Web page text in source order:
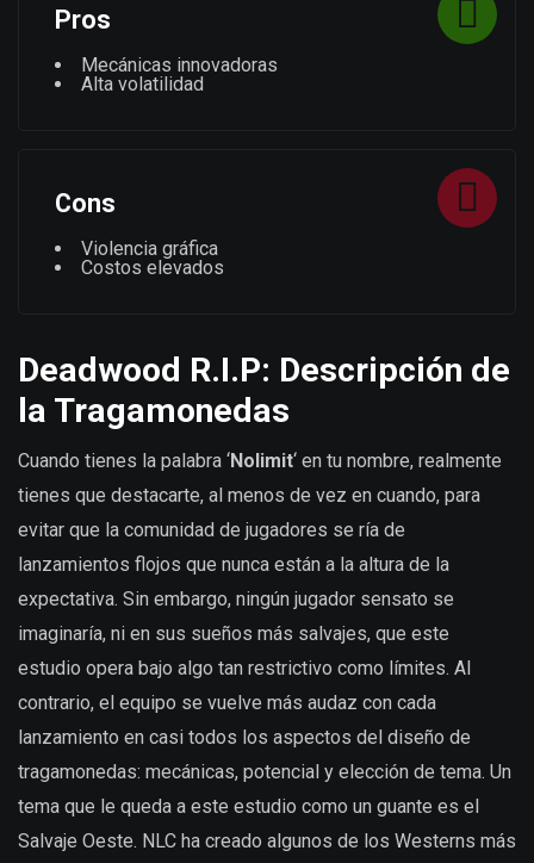
Pros
Mecánicas innovadoras
Alta volatilidad
Cons
Violencia gráfica
Costos elevados
Deadwood R.I.P: Descripción de
la Tragamonedas
Cuando tienes la palabra ‘Nolimit‘ en tu nombre, realmente
tienes que destacarte, al menos de vez en cuando, para
evitar que la comunidad de jugadores se ría de
lanzamientos flojos que nunca están a la altura de la
expectativa. Sin embargo, ningún jugador sensato se
imaginaría, ni en sus sueños más salvajes, que este
estudio opera bajo algo tan restrictivo como límites. Al
contrario, el equipo se vuelve más audaz con cada
lanzamiento en casi todos los aspectos del diseño de
tragamonedas: mecánicas, potencial y elección de tema. Un
tema que le queda a este estudio como un guante es el
Salvaje Oeste. NLC ha creado algunos de los Westerns más